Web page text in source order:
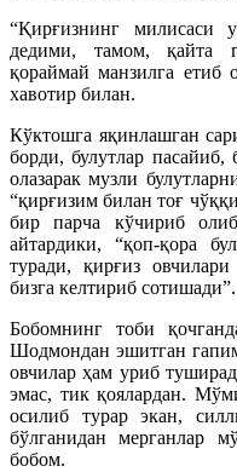
“Қирғизнинг милисаси
дедими, тамом, қайта
қораймай манзилга етиб
хавотир билан.
Кўктошга яқинлашган
борди, булутлар
олазарак музли
“қирғизим билан тоғ
бир парча кўчириб
айтардики, “қоп-қора
туради, қирғиз
бизга келтириб сотишади”.
Бобомнинг тоби
Шодмондан эшитган
овчилар ҳам уриб
эмас, тик қоялардан.
осилиб турар экан,
бўлганидан мерганлар
бобом.